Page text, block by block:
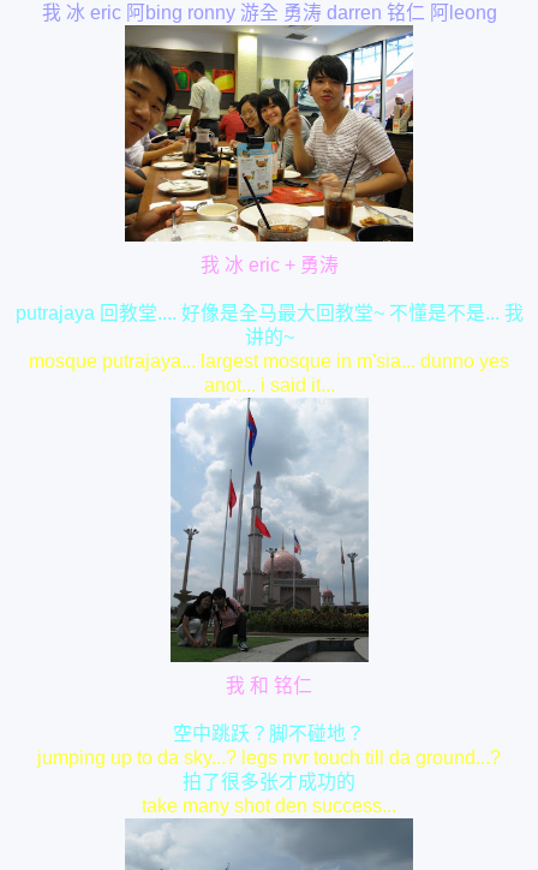
我 冰 eric 阿bing ronny 游全 勇涛 darren 铭仁 阿leong
我 冰 eric + 勇涛
putrajaya 回教堂.... 好像是全马最大回教堂~ 不懂是不是... 我
讲的~
mosque putrajaya... largest mosque in m'sia... dunno yes
anot... i said it...
我 和 铭仁
空中跳跃？脚不碰地？
jumping up to da sky...? legs nvr touch till da ground...?
拍了很多张才成功的
take many shot den success...